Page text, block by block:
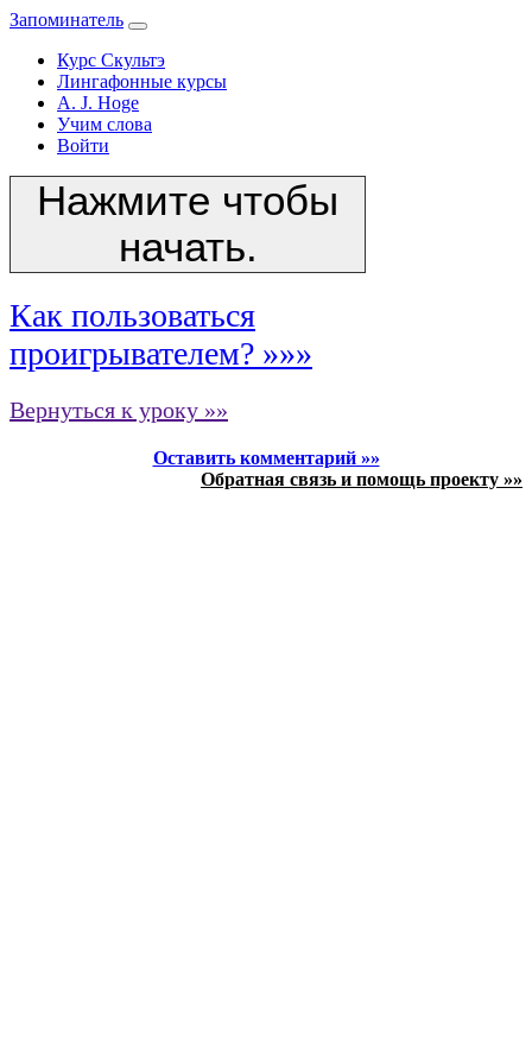
Запоминатель
Курс Скультэ
Лингафонные курсы
A. J. Hoge
Учим слова
Войти
Нажмите чтобы
начать.
Как пользоваться
проигрывателем? »»»
Вернуться к уроку »»
Оставить комментарий »»
Обратная связь и помощь проекту »»